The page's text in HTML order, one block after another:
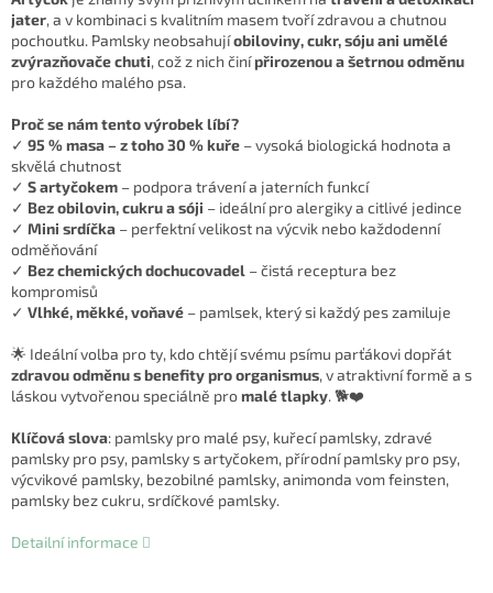
jater, a v kombinaci s kvalitním masem tvoří zdravou a chutnou
pochoutku. Pamlsky neobsahujíobiloviny, cukr, sóju ani umělé
zvýrazňovače chuti, což z nich činípřirozenou a šetrnou odměnu
pro každého malého psa.
Proč se nám tento výrobek líbí?
✓ 95 % masa – z toho 30 % kuře – vysoká biologická hodnota a
skvělá chutnost
✓ S artyčokem – podpora trávení a jaterních funkcí
✓ Bez obilovin, cukru a sóji – ideální pro alergiky a citlivé jedince
✓ Mini srdíčka – perfektní velikost na výcvik nebo každodenní
odměňování
✓ Bez chemických dochucovadel – čistá receptura bez
kompromisů
✓ Vlhké, měkké, voňavé – pamlsek, který si každý pes zamiluje
🌟 Ideální volba pro ty, kdo chtějí svému psímu parťákovi dopřát
zdravou odměnu s benefity pro organismus, v atraktivní formě a s
láskou vytvořenou speciálně promalé tlapky. 🐕❤️
Klíčová slova: pamlsky pro malé psy, kuřecí pamlsky, zdravé
pamlsky pro psy, pamlsky s artyčokem, přírodní pamlsky pro psy,
výcvikové pamlsky, bezobilné pamlsky, animonda vom feinsten,
pamlsky bez cukru, srdíčkové pamlsky.
Detailní informace